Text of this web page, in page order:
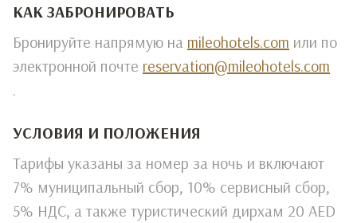
КАК ЗАБРОНИРОВАТЬ
Бронируйте напрямую на mileohotels.com или по
электронной почте reservation@mileohotels.com
.
УСЛОВИЯ И ПОЛОЖЕНИЯ
Тарифы указаны за номер за ночь и включают
7% муниципальный сбор, 10% сервисный сбор,
5% НДС, а также туристический дирхам 20 AED